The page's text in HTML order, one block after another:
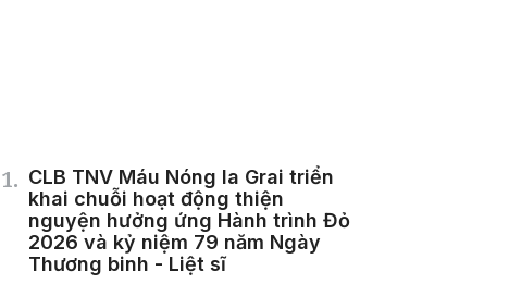
CLB TNV Máu Nóng Ia Grai triển
khai chuỗi hoạt động thiện
nguyện hưởng ứng Hành trình Đỏ
2026 và kỷ niệm 79 năm Ngày
Thương binh - Liệt sĩ